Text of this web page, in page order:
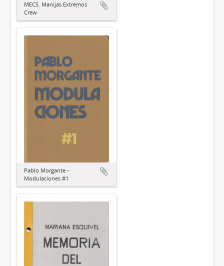
MECS. Manijas Extremos
Crew
Pablo Morgante -
Modulaciones #1